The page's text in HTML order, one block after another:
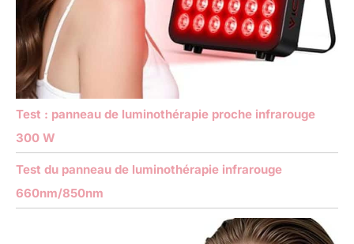
Test : panneau de luminothérapie proche infrarouge
300 W
Test du panneau de luminothérapie infrarouge
660nm/850nm